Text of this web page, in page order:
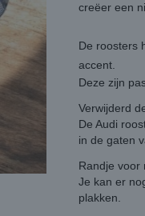
creëer een
De roosters
accent.
Deze zijn
Verwijderd
De Audi
in de gaten
Randje voor
Je kan er
plakken.